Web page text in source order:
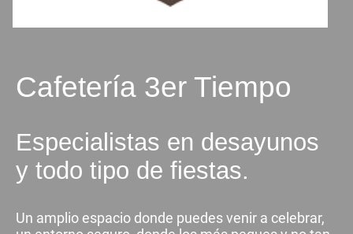
Cafetería 3er Tiempo
Especialistas en desayunos
y todo tipo de fiestas.
Un amplio espacio donde puedes venir a celebrar,